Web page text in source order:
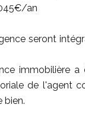
an
seront
immobilière
de l'agent
bien.